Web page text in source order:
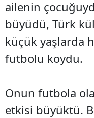
ailenin
büyüdü, Türk
küçük yaşlarda
futbolu koydu.
Onun futbola
etkisi büyüktü.